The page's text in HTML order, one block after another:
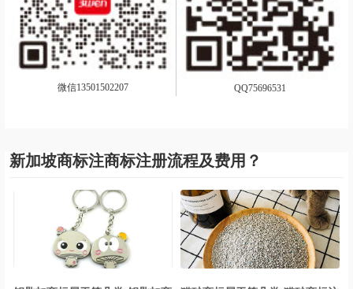
微信13501502207 QQ75696531
新加坡商标注商标注册流程及费用？